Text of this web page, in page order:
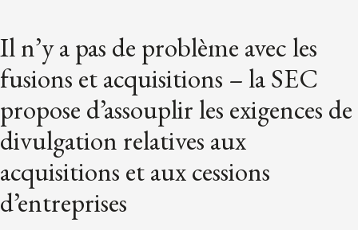
Il n’y a pas de problème avec les
fusions et acquisitions – la SEC
propose d’assouplir les exigences de
divulgation relatives aux
acquisitions et aux cessions
d’entreprises